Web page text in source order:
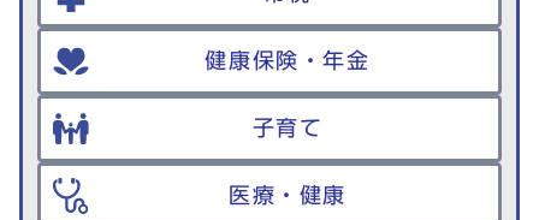
健康保険・年金
子育て
医療・健康